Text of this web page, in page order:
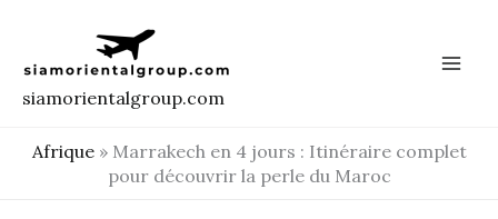
contenu
siamorientalgroup.com
Afrique» Marrakech en 4 jours : Itinéraire complet
pour découvrir la perle du Maroc